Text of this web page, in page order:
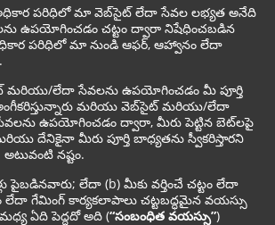
అధికార పరిధిలో మా వెబ్‌సైట్ లేదా సేవల లభ్యత అనేది
ఉపయోగించడం చట్టం ద్వారా నిషేధించబడిన
పరిధిలో మా నుండి ఆఫర్, ఆహ్వానం లేదా
మరియు/లేదా సేవలను ఉపయోగించడం మీ పూర్తి
మరియు వెబ్‌సైట్ మరియు/లేదా
ఉపయోగించడం ద్వారా, మీరు పెట్టిన బెట్‌లపై
దేనికైనా మీరు పూర్తి బాధ్యతను స్వీకరిస్తారని
అటువంటి నష్టం.
పైబడినవారు; లేదా (b) మీకు వర్తించే చట్టం లేదా
గేమింగ్ కార్యకలాపాలు చట్టబద్ధమైన వయస్సు
ఏది పెద్దదో అది (“సంబంధిత వయస్సు”)